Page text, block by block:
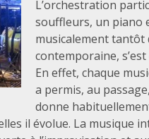
L’orchestration
souffleurs, un piano
musicalement tantôt
contemporaine,
En effet, chaque
a permis, au
donne
il évolue. La musique